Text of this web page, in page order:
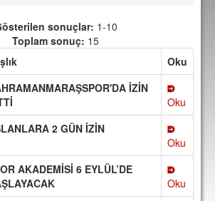
sonuçlar: 1-10
Toplam sonuç: 15
Oku
İZİN
Oku
2 GÜN İZİN
Oku
AKADEMİSİ 6 EYLÜL’DE
Oku